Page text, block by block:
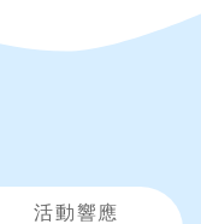
活動響應